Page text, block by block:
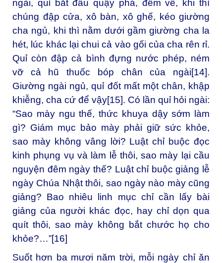
ngài, quỉ bắt đầu quậy phá, đêm về, khi thì
chúng đập cửa, xô bàn, xô ghế, kéo giường
cha ngủ, khi thì nằm dưới gầm giường cha la
hét, lúc khác lại chui cả vào gối của cha rên rỉ.
Quỉ còn đập cả bình đựng nước phép, ném
vỡ cả hũ thuốc bóp chân của ngài[14].
Giường ngài ngủ, quỉ đốt mất một chân, khập
khiễng, cha cứ để vậy[15]. Có lần quỉ hỏi ngài:
“Sao mày ngu thế, thức khuya dậy sớm làm
gì? Giám mục bảo mày phải giữ sức khỏe,
sao mày không vâng lời? Luật chỉ buộc đọc
kinh phụng vụ và làm lễ thôi, sao mày lại cầu
nguyện đêm ngày thế? Luật chỉ buộc giảng lễ
ngày Chúa Nhật thôi, sao ngày nào mày cũng
giảng? Bao nhiêu linh mục chỉ cần lấy bài
giảng của người khác đọc, hay chỉ dọn qua
quít thôi, sao mày không bắt chước họ cho
khỏe?…”[16]
Suốt hơn ba mươi năm trời, mỗi ngày chỉ ăn